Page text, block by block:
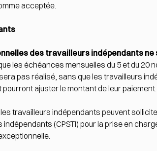
acceptée.
des travailleurs indépendants ne
les échéances mensuelles du 5 et du
pas réalisé, sans que les travailleurs
ajuster le montant de leur paiement.
travailleurs indépendants peuvent
(CPSTI)pour la prise en